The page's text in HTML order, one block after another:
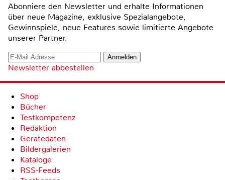
Abonniere den Newsletter und erhalte Informationen
über neue Magazine, exklusive Spezialangebote,
Gewinnspiele, neue Features sowie limitierte Angebote
unserer Partner.
Newsletter abbestellen
Shop
Bücher
Testkompetenz
Redaktion
Gerätedaten
Bildergalerien
Kataloge
RSS-Feeds